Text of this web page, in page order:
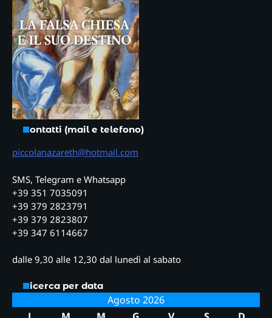
Contatti (mail e telefono)
piccolanazareth@hotmail.com
SMS, Telegram e Whatsapp
+39 351 7035091
+39 379 2823791
+39 379 2823807
+39 347 6114667
dalle 9,30 alle 12,30 dal lunedì al sabato
Ricerca per data
Agosto 2026